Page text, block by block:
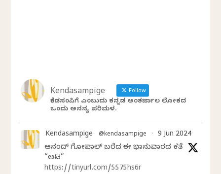
Kendasampige Follow
ಕೆಂಡಸಂಪಿಗೆ ಎಂಬುದು ಕನ್ನಡ ಅಂತರ್ಜಾಲ ಲೋಕದ
ಒಂದು ಅನನ್ಯ ಪರಿಮಳ.
Kendasampige @kendasampige · 9 Jun 2024
ಆನಂದ್‌ ಗೋಪಾಲ್‌ ಬರೆದ ಈ ಭಾನುವಾರದ ಕತೆ
“ಆಟ”
https://tinyurl.com/5575hs6r